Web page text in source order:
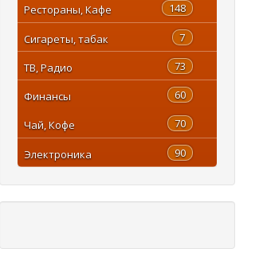
148
Рестораны, Кафе
7
Сигареты, табак
73
ТВ, Радио
60
Финансы
70
Чай, Кофе
90
Электроника